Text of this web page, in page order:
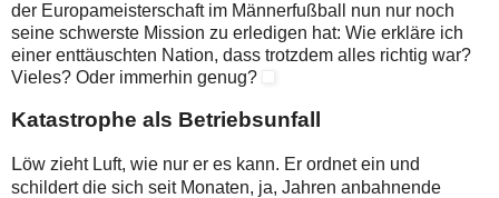
der Europameisterschaft im Männerfußball nun nur noch
seine schwerste Mission zu erledigen hat: Wie erkläre ich
einer enttäuschten Nation, dass trotzdem alles richtig war?
Vieles? Oder immerhin genug?
Katastrophe als Betriebsunfall
Löw zieht Luft, wie nur er es kann. Er ordnet ein und
schildert die sich seit Monaten, ja, Jahren anbahnende